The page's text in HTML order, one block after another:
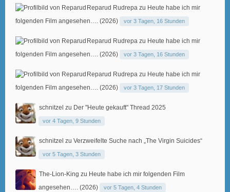
Reparud Rudrepa zu Heute habe ich mir
folgenden Film angesehen…. (2026)
vor 3 Tagen, 16 Stunden
Reparud Rudrepa zu Heute habe ich mir
folgenden Film angesehen…. (2026)
vor 3 Tagen, 16 Stunden
Reparud Rudrepa zu Heute habe ich mir
folgenden Film angesehen…. (2026)
vor 3 Tagen, 17 Stunden
schnitzel zu Der "Heute gekauft" Thread 2025
vor 4 Tagen, 9 Stunden
schnitzel zu Verzweifelte Suche nach „The Virgin Suicides“
vor 5 Tagen, 3 Stunden
The-Lion-King zu Heute habe ich mir folgenden Film
angesehen…. (2026)
vor 5 Tagen, 4 Stunden